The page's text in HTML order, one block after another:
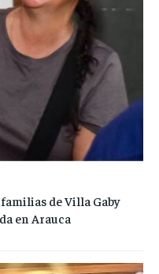
familias de Villa Gaby
en Arauca